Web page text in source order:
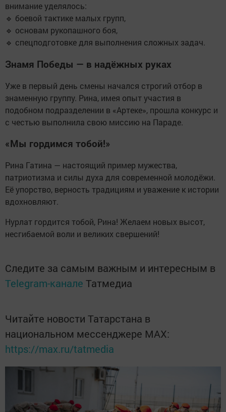
внимание уделялось:
🔹 боевой тактике малых групп,
🔹 основам рукопашного боя,
🔹 спецподготовке для выполнения сложных задач.
Знамя Победы — в надёжных руках
Уже в первый день смены начался строгий отбор в
знаменную группу. Рина, имея опыт участия в
подобном подразделении в «Артеке», прошла конкурс и
с честью выполнила свою миссию на Параде.
«Мы гордимся тобой!»
Рина Гатина — настоящий пример мужества,
патриотизма и силы духа для современной молодёжи.
Её упорство, верность традициям и уважение к истории
вдохновляют.
Нурлат гордится тобой, Рина! Желаем новых высот,
несгибаемой воли и великих свершений!
Следите за самым важным и интересным в
Telegram-канале Татмедиа
Читайте новости Татарстана в
национальном мессенджере MАХ:
https://max.ru/tatmedia